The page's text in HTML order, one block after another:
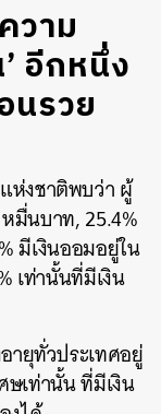
วาม
อีกหนึ่ง
รวย
ห่งชาติพบว่า ผู้
มื่นบาท, 25.4%
มีเงินออมอยู่ใน
เท่านั้นที่มีเงิน
ยุทั่วประเทศอยู่
ษเท่านั้น ที่มีเงิน